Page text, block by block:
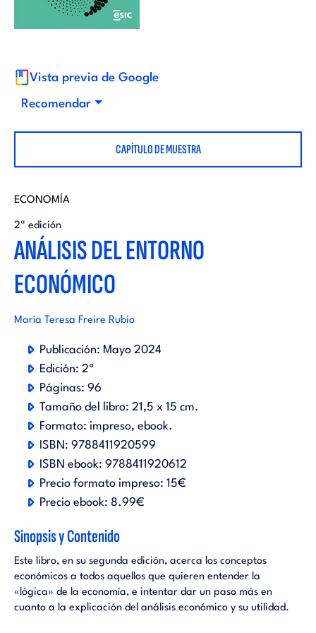
d
r
i
a
l
o
r
a
Vista previa de Google
Recomendar
CAPÍTULO DE MUESTRA
ECONOMÍA
2ª edición
ANÁLISIS DEL ENTORNO
ECONÓMICO
María Teresa Freire Rubio
Publicación: Mayo 2024
Edición: 2ª
Páginas: 96
Tamaño del libro: 21,5 x 15 cm.
Formato: impreso ebook.
ISBN: 9788411920599
ISBN ebook: 9788411920612
Precio formato impreso: 15€
Precio ebook: 8.99€
Sinopsis y Contenido
Este libro, en su segunda edición, acerca los conceptos
económicos a todos aquellos que quieren entender la
«lógica» de la economía, e intentar dar un paso más en
cuanto a la explicación del análisis económico y su utilidad.